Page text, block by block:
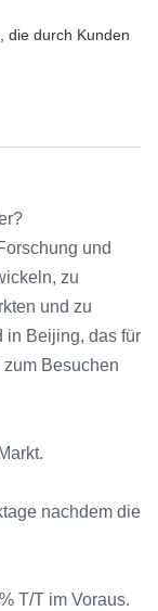
die durch Kunden
und
zu
und zu
in Beijing, das für
Besuchen
nachdem die
T/T im Voraus.